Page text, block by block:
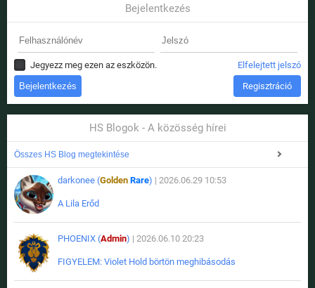
Bejelentkezés
Jegyezz meg ezen az eszközön. Elfelejtett jelszó
Regisztráció
HS Blogok - A közösség hírei
Összes HS Blog megtekintése
darkonee (Golden Rare) | 2026.06.29 10:53
A Lila Erőd
PHOENIX (Admin) | 2026.06.10 20:23
FIGYELEM: Violet Hold börtön meghibásodás